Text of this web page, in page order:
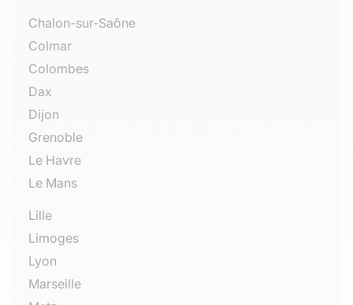
Chalon-sur-Saône
Colmar
Colombes
Dax
Dijon
Grenoble
Le Havre
Le Mans
Lille
Limoges
Lyon
Marseille